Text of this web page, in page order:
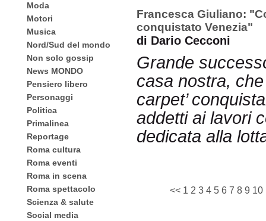
Moda
Motori
Musica
Nord/Sud del mondo
Non solo gossip
News MONDO
Pensiero libero
Personaggi
Politica
Primalinea
Reportage
Roma cultura
Roma eventi
Roma in scena
Roma spettacolo
Scienza & salute
Social media
Francesca Giuliano:
conquistato Venezia"
di Dario Cecconi
Grande
casa nostra,
carpet’
addetti ai lavori
dedicata alla
<< 1 2 3 4 5 6 7 8 9 10